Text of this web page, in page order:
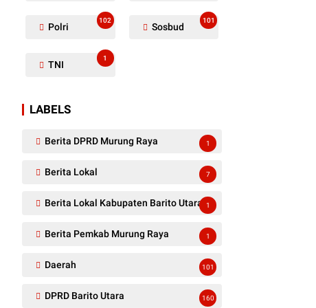
Polri
102
Sosbud
101
TNI
1
LABELS
Berita DPRD Murung Raya 1
Berita Lokal 7
Berita Lokal Kabupaten Barito Utara 1
Berita Pemkab Murung Raya 1
Daerah 101
DPRD Barito Utara 160